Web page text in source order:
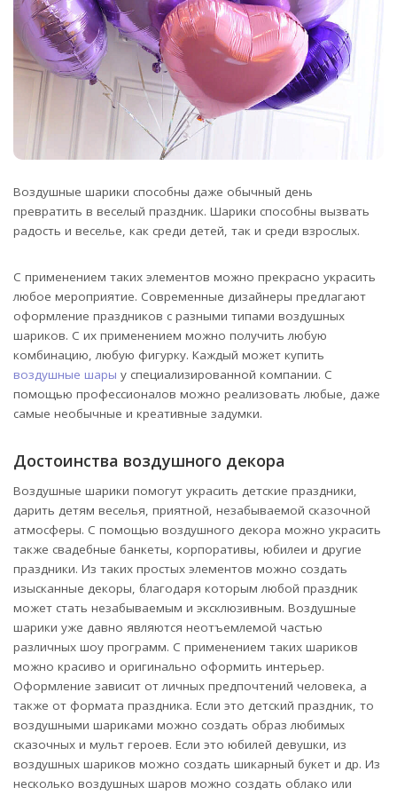
Воздушные шарики способны даже обычный день
превратить в веселый праздник. Шарики способны вызвать
радость и веселье, как среди детей, так и среди взрослых.
С применением таких элементов можно прекрасно украсить
любое мероприятие. Современные дизайнеры предлагают
оформление праздников с разными типами воздушных
шариков. С их применением можно получить любую
комбинацию, любую фигурку. Каждый может купить
воздушные шары у специализированной компании. С
помощью профессионалов можно реализовать любые, даже
самые необычные и креативные задумки.
Достоинства воздушного декора
Воздушные шарики помогут украсить детские праздники,
дарить детям веселья, приятной, незабываемой сказочной
атмосферы. С помощью воздушного декора можно украсить
также свадебные банкеты, корпоративы, юбилеи и другие
праздники. Из таких простых элементов можно создать
изысканные декоры, благодаря которым любой праздник
может стать незабываемым и эксклюзивным. Воздушные
шарики уже давно являются неотъемлемой частью
различных шоу программ. С применением таких шариков
можно красиво и оригинально оформить интерьер.
Оформление зависит от личных предпочтений человека, а
также от формата праздника. Если это детский праздник, то
воздушными шариками можно создать образ любимых
сказочных и мульт героев. Если это юбилей девушки, из
воздушных шариков можно создать шикарный букет и др. Из
несколько воздушных шаров можно создать облако или